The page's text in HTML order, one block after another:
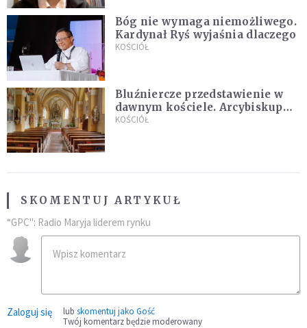
Bóg nie wymaga niemożliwego.
Kardynał Ryś wyjaśnia dlaczego
KOŚCIÓŁ
Bluźniercze przedstawienie w
dawnym kościele. Arcybiskup
stanowczo reaguje
KOŚCIÓŁ
SKOMENTUJ ARTYKUŁ
“GPC": Radio Maryja liderem rynku
Zaloguj się lub skomentuj jako Gość
Twój komentarz będzie moderowany